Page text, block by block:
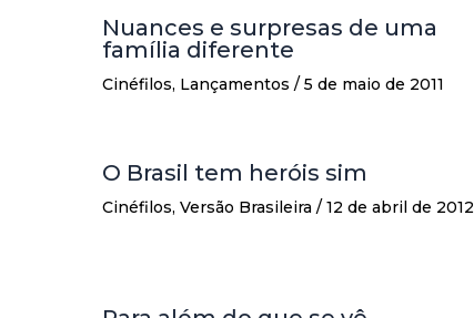
Nuances e surpresas de uma
família diferente
Cinéfilos, Lançamentos / 5 de maio de 2011
O Brasil tem heróis sim
Cinéfilos, Versão Brasileira / 12 de abril de 2012